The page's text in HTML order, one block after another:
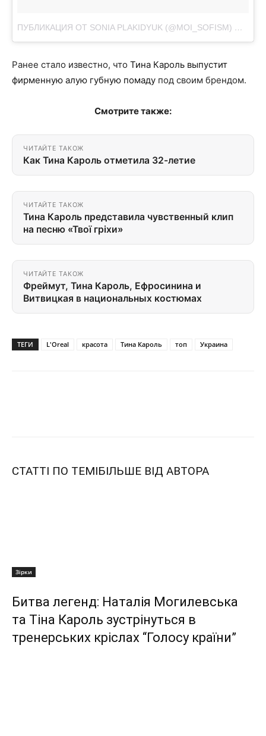
ПУБЛИКАЦИЯ ОТ SONIA PLAKIDYUK (@MOI_SOFISM) ФЕВ 28
Ранее стало известно, что Тина Кароль выпустит
фирменную алую губную помаду под своим брендом.
Смотрите также:
ЧИТАЙТЕ ТАКОЖ
Как Тина Кароль отметила 32-летие
ЧИТАЙТЕ ТАКОЖ
Тина Кароль представила чувственный клип
на песню «Твої гріхи»
ЧИТАЙТЕ ТАКОЖ
Фреймут, Тина Кароль, Ефросинина и
Витвицкая в национальных костюмах
ТЕГИ L'Oreal красота Тина Кароль топ Украина
СТАТТІ ПО ТЕМІБІЛЬШЕ ВІД АВТОРА
Зірки
Битва легенд: Наталія Могилевська
та Тіна Кароль зустрінуться в
тренерських кріслах “Голосу країни”